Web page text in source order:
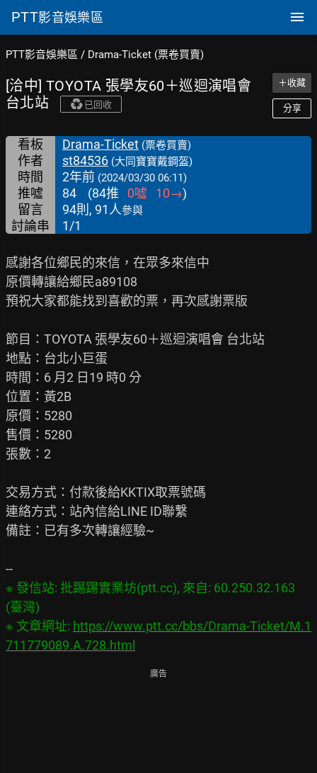
PTT影音娛樂區
PTT影音娛樂區 / Drama-Ticket (票卷買賣)
[洽中] TOYOTA 張學友60＋巡迴演唱會
台北站
已回收
＋收藏
分享
看板 Drama-Ticket (票卷買賣)
作者 st84536 (大同寶寶戴鋼盔)
時間 2年前 (2024/03/30 06:11)
推噓 84 (84推 0噓 10→)
留言
94則, 91人參與
討論串 1/1
感謝各位鄉民的來信，在眾多來信中
原價轉讓給鄉民a89108
預祝大家都能找到喜歡的票，再次感謝票版
節目：TOYOTA 張學友60＋巡迴演唱會 台北站
地點：台北小巨蛋
時間：6 月2 日19 時0 分
位置：黃2B
原價：5280
售價：5280
張數：2
交易方式：付款後給KKTIX取票號碼
連絡方式：站內信給LINE ID聯繫
備註：已有多次轉讓經驗~
※ 發信站: 批踢踢實業坊(ptt.cc), 來自: 60.250.32.163
(臺灣)
※ 文章網址: https://www.ptt.cc/bbs/Drama-Ticket/M.1
711779089.A.728.html
廣告